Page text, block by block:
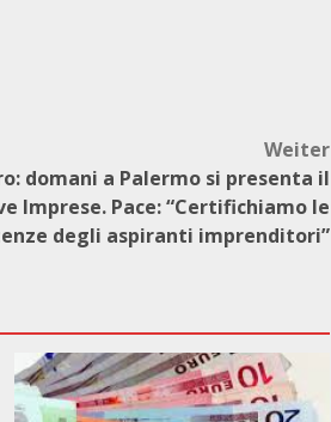
Weiter
domani a Palermo si presenta il
Imprese. Pace: “Certifichiamo le
degli aspiranti imprenditori”